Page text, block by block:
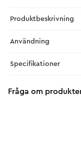
Produktbeskrivning
Användning
Specifikationer
Fråga om